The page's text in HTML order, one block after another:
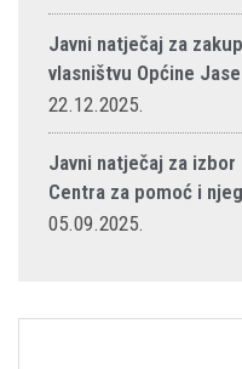
Javni natječaj za
vlasništvu Općine
22.12.2025.
Javni natječaj za
Centra za pomoć i
05.09.2025.